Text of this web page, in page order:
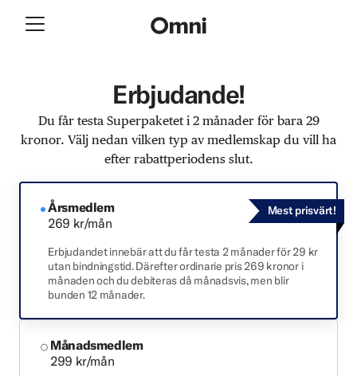
Erbjudande!
Du får testa Superpaketet i 2 månader för bara 29
kronor. Välj nedan vilken typ av medlemskap du vill ha
efter rabattperiodens slut.
Årsmedlem
269 kr/mån
Erbjudandet innebär att du får testa 2 månader för 29 kr
utan bindningstid. Därefter ordinarie pris 269 kronor i
månaden och du debiteras då månadsvis, men blir
bunden 12 månader.
Mest prisvärt!
Månadsmedlem
299 kr/mån